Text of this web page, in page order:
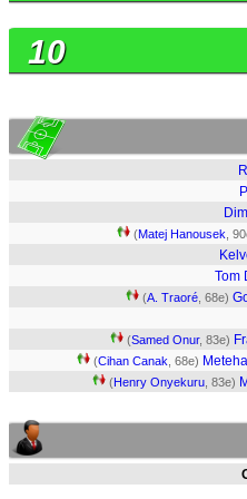
10
(Matej Hanousek ,
Tom
(A. Traoré , 68e)
(Samed Onur, 83e)
(Cihan Canak , 68e)
(Henry Onyekuru , 83e)